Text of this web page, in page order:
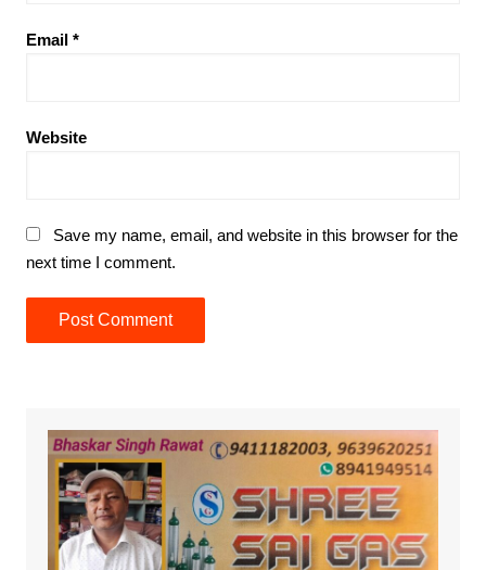
Email *
Website
Save my name, email, and website in this browser for the
next time I comment.